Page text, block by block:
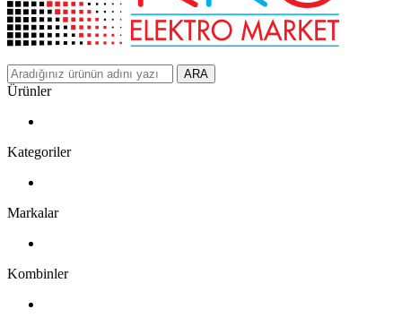
ARA
Ürünler
Kategoriler
Markalar
Kombinler